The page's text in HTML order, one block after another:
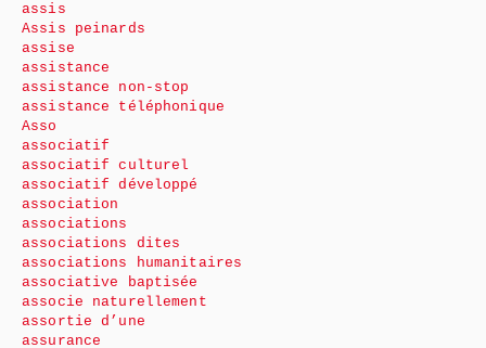
assis
Assis peinards
assise
assistance
assistance non-stop
assistance téléphonique
Asso
associatif
associatif culturel
associatif développé
association
associations
associations dites
associations humanitaires
associative baptisée
associe naturellement
assortie d’une
assurance